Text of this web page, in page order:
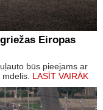
Eiropas
būs pieejams ar
LASĪT VAIRĀK